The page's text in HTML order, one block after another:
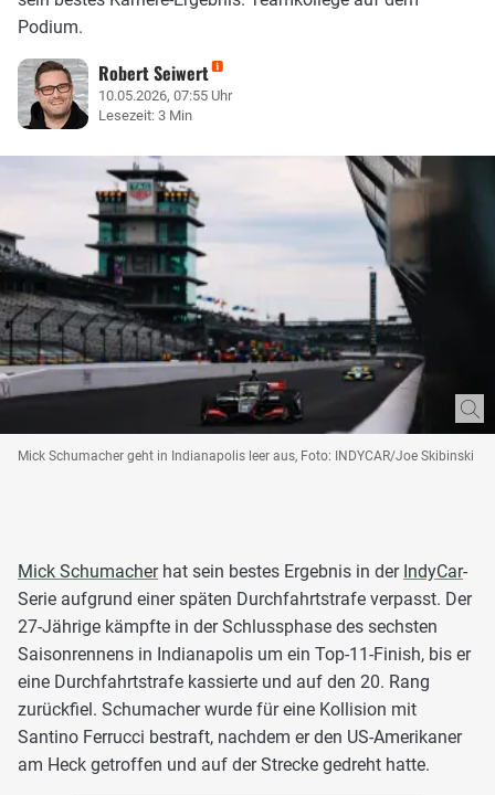
Podium.
Robert Seiwert
10.05.2026, 07:55 Uhr
Lesezeit: 3 Min
Mick Schumacher geht in Indianapolis leer aus, Foto: INDYCAR/Joe Skibinski
Mick Schumacherhat sein bestes Ergebnis in der IndyCar-
Serie aufgrund einer späten Durchfahrtstrafe verpasst. Der
27-Jährige kämpfte in der Schlussphase des sechsten
Saisonrennens in Indianapolis um ein Top-11-Finish, bis er
eine Durchfahrtstrafe kassierte und auf den 20. Rang
zurückfiel. Schumacher wurde für eine Kollision mit
Santino Ferrucci bestraft, nachdem er den US-Amerikaner
am Heck getroffen und auf der Strecke gedreht hatte.